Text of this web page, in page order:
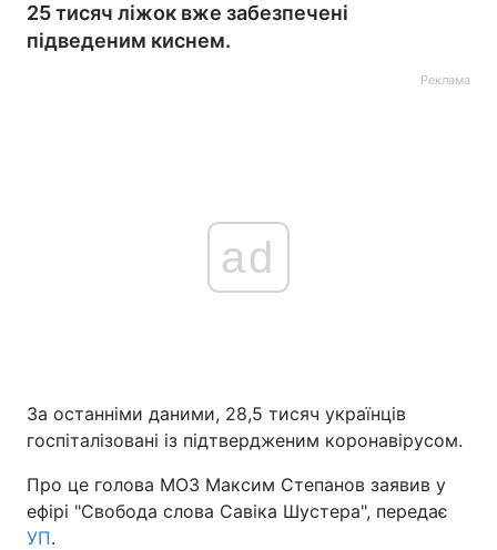
Головна Війна
Економіка Світ
25 тисяч ліжок вже забезпечені
підведеним киснем.
Реклама
ad
За останніми даними, 28,5 тисяч українців
госпіталізовані із підтвердженим коронавірусом.
Про це голова МОЗ Максим Степанов заявив у
ефірі "Свобода слова Савіка Шустера", передає
УП.